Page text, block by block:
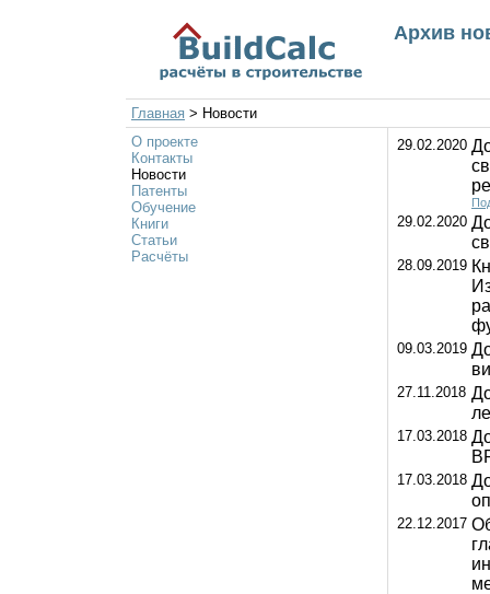
Архив
Главная > Новости
О проекте
Контакты
Новости
Патенты
Обучение
Книги
Статьи
Расчёты
29.02.2020
29.02.2020
28.09.2019
09.03.2019
27.11.2018
17.03.2018
17.03.2018
22.12.2017